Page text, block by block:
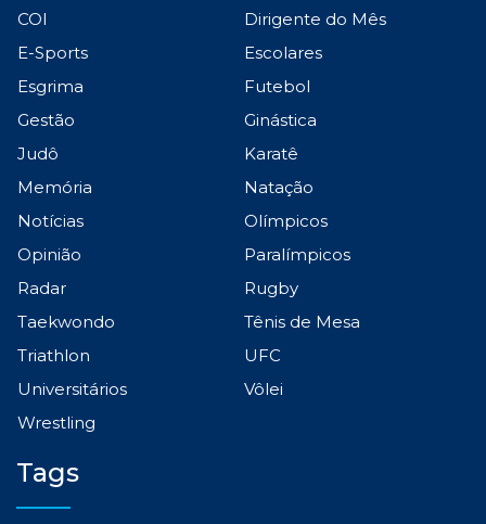
COI
Dirigente do Mês
E-Sports
Escolares
Esgrima
Futebol
Gestão
Ginástica
Judô
Karatê
Memória
Natação
Notícias
Olímpicos
Opinião
Paralímpicos
Radar
Rugby
Taekwondo
Tênis de Mesa
Triathlon
UFC
Universitários
Vôlei
Wrestling
Tags